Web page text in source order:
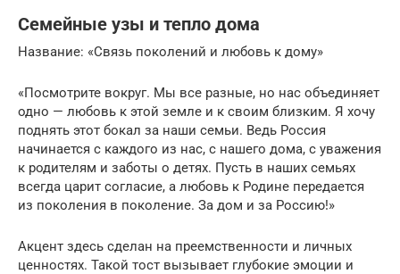
Семейные узы и тепло дома
Название: «Связь поколений и любовь к дому»
«Посмотрите вокруг. Мы все разные, но нас объединяет
одно — любовь к этой земле и к своим близким. Я хочу
поднять этот бокал за наши семьи. Ведь Россия
начинается с каждого из нас, с нашего дома, с уважения
к родителям и заботы о детях. Пусть в наших семьях
всегда царит согласие, а любовь к Родине передается
из поколения в поколение. За дом и за Россию!»
Акцент здесь сделан на преемственности и личных
ценностях. Такой тост вызывает глубокие эмоции и